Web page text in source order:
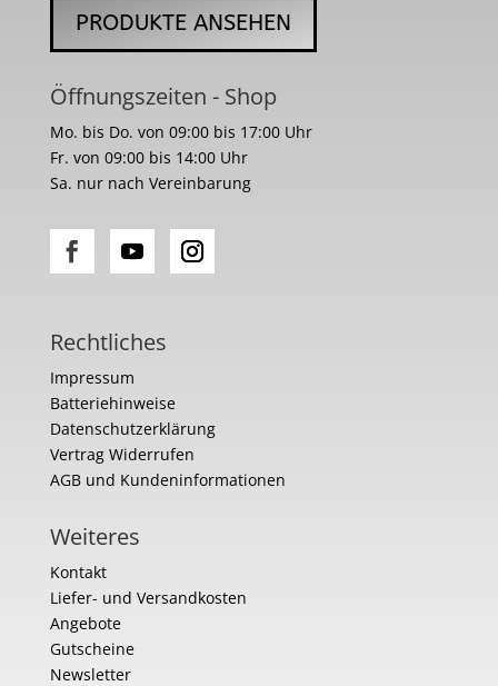
PRODUKTE ANSEHEN
Öffnungszeiten - Shop
Mo. bis Do. von 09:00 bis 17:00 Uhr
Fr. von 09:00 bis 14:00 Uhr
Sa. nur nach Vereinbarung
Rechtliches
Impressum
Batteriehinweise
Datenschutzerklärung
Vertrag Widerrufen
AGB und Kundeninformationen
Weiteres
Kontakt
Liefer- und Versandkosten
Angebote
Gutscheine
Newsletter